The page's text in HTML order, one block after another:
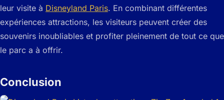
leur visite à Disneyland Paris. En combinant différentes
expériences attractions, les visiteurs peuvent créer des
souvenirs inoubliables et profiter pleinement de tout ce que
le parc a à offrir.
Conclusion